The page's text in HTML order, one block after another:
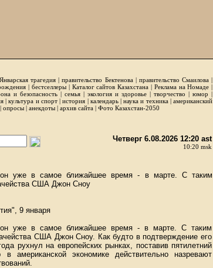
Январская трагедия |правительство Бектенова| правительство Смаилова|
| бестселлеры| Каталог сайтов Казахстана | Реклама на Номаде |
и безопасность | семья | экология и здоровье | творчество | юмор |
|культура и спорт|история | календарь|наука и техника|американский
| опросы | анекдоты | архив сайта | Фото Казахстан-2050
Четверг 6.08.2026 12:20 ast
10:20 msk
уже в самое ближайшее время - в марте. С таким
США Джон Сноу
9 января
уже в самое ближайшее время - в марте. С таким
США Джон Сноу. Как будто в подтверждение его
рухнул на европейских рынках, поставив пятилетний
американской экономике действительно назревают